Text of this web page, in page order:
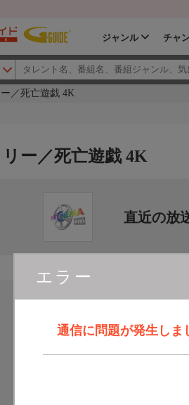
ジャンル チャ
／死亡遊戯 4K
エラー
通信に問題が発生しま
ー／死亡遊戯 4K
直近の放